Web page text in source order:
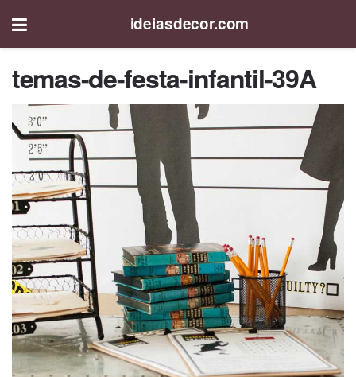
ideiasdecor.com
temas-de-festa-infantil-39A